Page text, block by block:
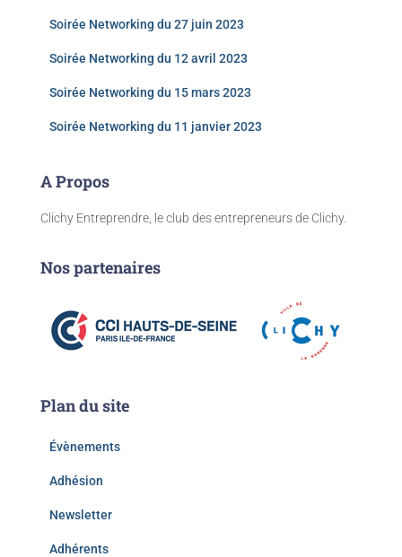
Soirée Networking du 27 juin 2023
Soirée Networking du 12 avril 2023
Soirée Networking du 15 mars 2023
Soirée Networking du 11 janvier 2023
A Propos
Clichy Entreprendre, le club des entrepreneurs de Clichy.
Nos partenaires
Plan du site
Évènements
Adhésion
Newsletter
Adhérents